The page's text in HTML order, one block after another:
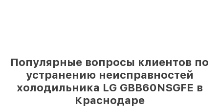
Популярные вопросы клиентов по
устранению неисправностей
холодильника LG GBB60NSGFE в
Краснодаре